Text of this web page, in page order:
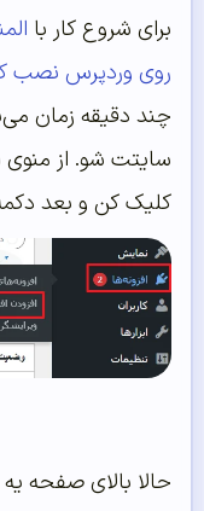
برای شروع کار با
روی وردپرس نصب
چند دقیقه زمان
سایتت شو. از
کلیک کن و بعد
حالا بالای صفحه